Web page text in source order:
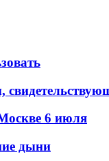
6 июля
дыни